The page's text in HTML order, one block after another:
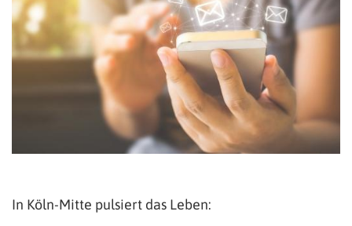
In Köln-Mitte pulsiert das Leben: